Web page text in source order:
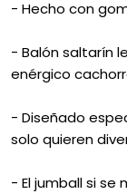
- Hecho con
- Balón saltarín
enérgico
- Diseñado
solo quieren
- El jumball si